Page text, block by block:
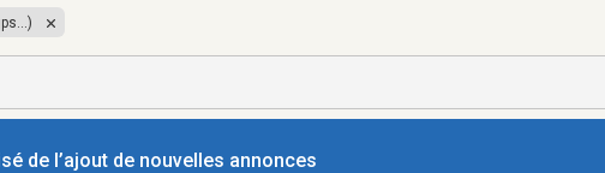
de l’ajout de nouvelles annonces